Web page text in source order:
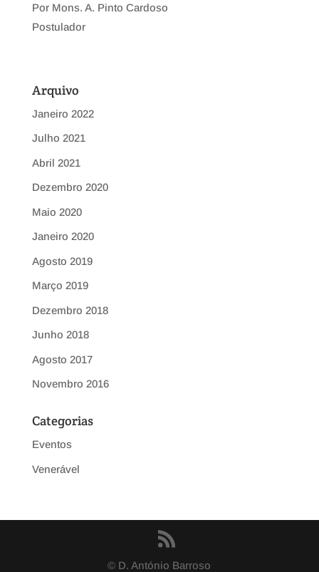
Por Mons. A. Pinto Cardoso
Postulador
Arquivo
Janeiro 2022
Julho 2021
Abril 2021
Dezembro 2020
Maio 2020
Janeiro 2020
Agosto 2019
Março 2019
Dezembro 2018
Junho 2018
Agosto 2017
Novembro 2016
Categorias
Eventos
Venerável
© D. António Barroso